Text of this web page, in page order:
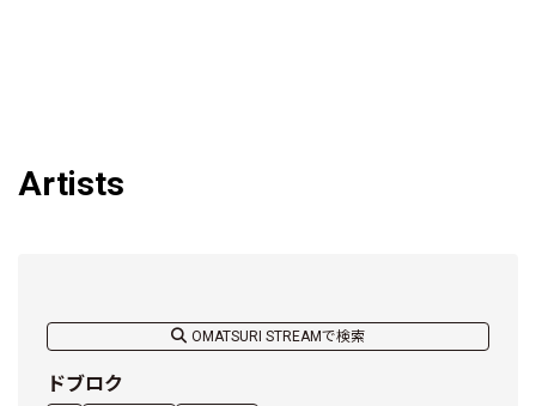
Artists
OMATSURI STREAMで検索
ドブロク